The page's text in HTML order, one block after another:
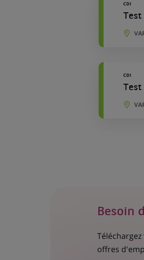
CDI
Test
CDI
Test
Besoin
offres